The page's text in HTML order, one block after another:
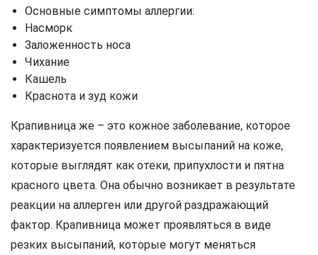
Основные симптомы аллергии:
Насморк
Заложенность носа
Чихание
Кашель
Краснота и зуд кожи
Крапивница же – это кожное заболевание, которое
характеризуется появлением высыпаний на коже,
которые выглядят как отеки, припухлости и пятна
красного цвета. Она обычно возникает в результате
реакции на аллерген или другой раздражающий
фактор. Крапивница может проявляться в виде
резких высыпаний, которые могут меняться